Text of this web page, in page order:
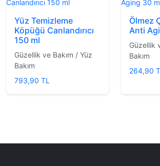
Yüz Temizleme
Köpüğü Canlandırıcı
150 ml
Güzellik ve Bakım / Yüz
Bakım
793,90 TL
Ölmez
Anti
Güzellik
Bakım
264,90